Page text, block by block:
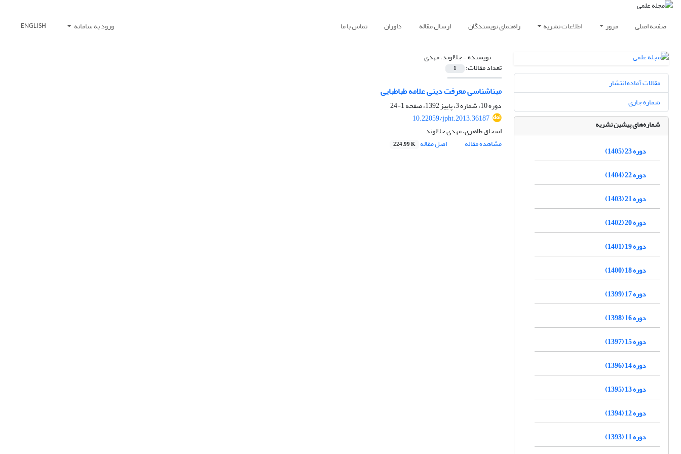
صفحه اصلی مرور اطلاعات نشریه راهنمای نویسندگان ارسال مقاله داوران تماس با ما ورود به سامانه ENGLISH
نویسنده =جلالوند، مهدی
تعداد مقالات: 1
مبناشناسی معرفت دینی علامه طباطبایی
دوره 10، شماره 3، پاییز 1392، صفحه
1-24
10.22059/jpht.2013.36187
اسحاق طاهری، مهدی جلالوند
مشاهده مقاله
اصل مقاله 224.99 K
مقالات آماده انتشار
شماره جاری
شماره‌های پیشین نشریه
دوره 23 (1405)
دوره 22 (1404)
دوره 21 (1403)
دوره 20 (1402)
دوره 19 (1401)
دوره 18 (1400)
دوره 17 (1399)
دوره 16 (1398)
دوره 15 (1397)
دوره 14 (1396)
دوره 13 (1395)
دوره 12 (1394)
دوره 11 (1393)